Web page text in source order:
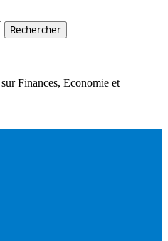
Finances, Economie et